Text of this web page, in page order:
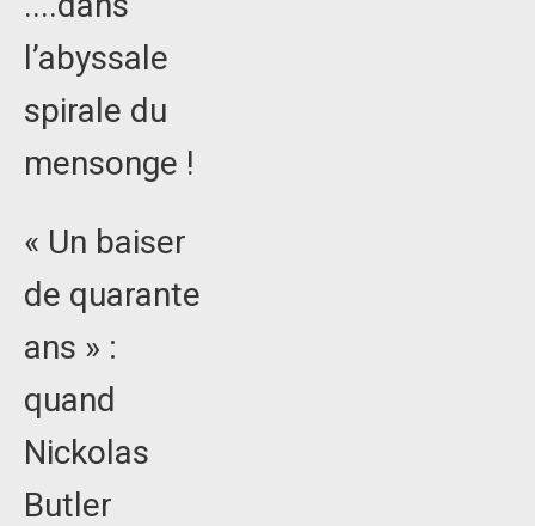
l’abyssale
spirale du
mensonge !
« Un baiser
de quarante
ans » :
quand
Nickolas
Butler